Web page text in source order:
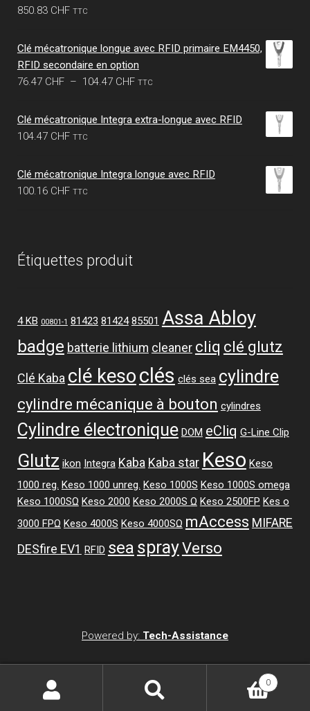
3.77 CHF.
850.83 CHF TTC
Clé mécatronique longue avec RFID primaire EM4450,
RFID secondaire en option
76.47 CHF – 104.47 CHFPlage
prix :
TTC
Clé mécatronique Integra extra-longue avec RFID
104.47 CHF TTC
Clé mécatronique Integra longue avec RFID
100.16 CHF TTC
Étiquettes produit
4 KB 00801-1 81423 81424 85501 Assa Abloy
badge batterie lithium cleaner cliq clé glutz
Clé Kaba clé kesoclés clés sea cylindre
cylindre mécanique à bouton cylindres
Cylindre électronique DOM eCliq G-Line Clip
Glutz ikon Integra Kaba Kaba star Keso Keso
1000 reg. Keso 1000 unreg. Keso 1000S Keso 1000S omega
Keso 1000SΩ Keso 2000 Keso 2000S Ω Keso 2500FP Kes o
3000 FPΩ Keso 4000S Keso 4000SΩ mAccess MIFARE
DESfire EV1 RFID sea sprayVerso
Powered by: Tech-Assistance
0